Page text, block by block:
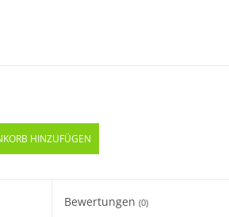
HINZUFÜGEN
Bewertungen (0)